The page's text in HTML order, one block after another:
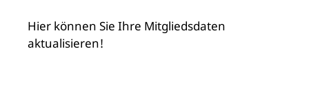
Hier können Sie Ihre Mitgliedsdaten
aktualisieren!